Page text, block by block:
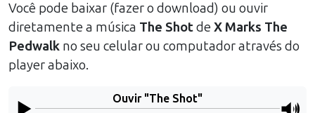
Você pode baixar (fazer o download) ou ouvir
diretamente a música The ShotdeX Marks The
Pedwalk no seu celular ou computador através do
player abaixo.
Ouvir "The Shot"